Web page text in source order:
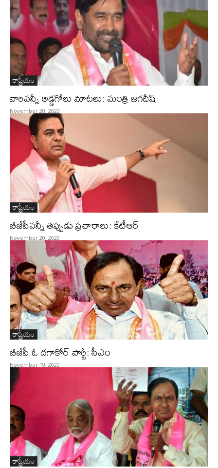
రాష్ట్రీయం
వారివన్నీ అడ్డగోలు మాటలు: మంత్రి జగదీష్‌
November 20, 2020
రాష్ట్రీయం
బీజేపీవన్నీ తప్పుడు ప్రచారాలు: కేటీఆర్‌
November 20, 2020
రాష్ట్రీయం
బీజేపీ ఓ దగాకోర్‌ పార్టీ: సీఎం
November 19, 2020
రాష్ట్రీయం